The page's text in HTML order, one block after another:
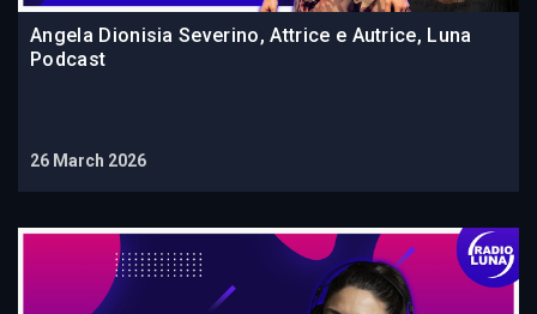
Angela Dionisia Severino, Attrice e Autrice, Luna
Podcast
26 March 2026